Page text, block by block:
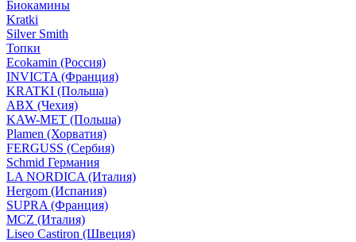
Биокамины
Kratki
Silver Smith
Топки
Ecokamin (Россия)
INVICTA (Франция)
KRATKI (Польша)
ABX (Чехия)
KAW-MET (Польша)
Plamen (Хорватия)
FERGUSS (Сербия)
Schmid Германия
LA NORDICA (Италия)
Hergom (Испания)
SUPRA (Франция)
MCZ (Италия)
Liseo Castiron (Швеция)